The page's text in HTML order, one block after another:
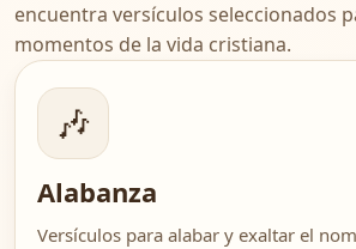
encuentra versículos seleccionados
momentos de la vida cristiana.
🎶
Alabanza
Versículos para alabar y exaltar el